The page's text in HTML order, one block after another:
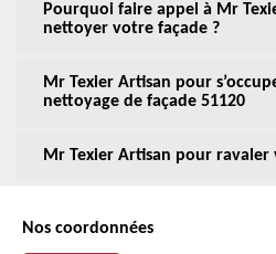
Pourquoi faire appel à Mr
nettoyer votre façade ?
Mr Texier Artisan pour
nettoyage de façade 51120
Mr Texier Artisan pour ravaler
Nos coordonnées